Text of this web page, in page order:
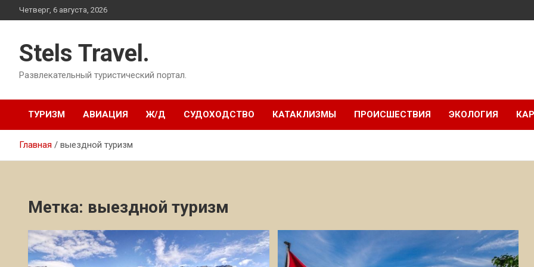
Перейти
к
Четверг, 6 августа, 2026
Stels Travel.
Развлекательный туристический портал.
ТУРИЗМ АВИАЦИЯ Ж/Д СУДОХОДСТВО КАТАКЛИЗМЫ ПРОИСШЕСТВИЯ ЭКОЛОГИЯ
Главная выездной туризм
Метка: выездной туризм